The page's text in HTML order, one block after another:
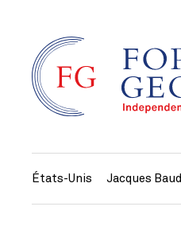
États-Unis Jacques Baud